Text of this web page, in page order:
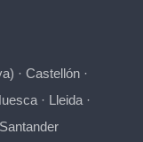
· Castellón·
· Lleida·
Santander